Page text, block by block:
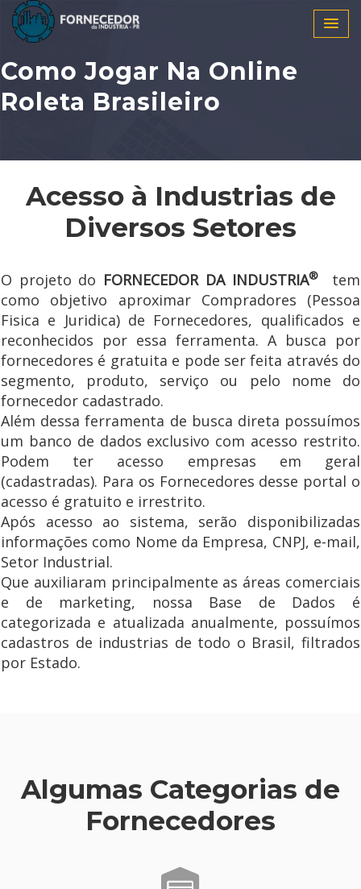
Como Jogar Na Online
Roleta Brasileiro
Acesso à Industrias de
Diversos Setores
O projeto do FORNECEDOR DA INDUSTRIA®tem
como objetivo aproximar Compradores (Pessoa
Fisica e Juridica) de Fornecedores, qualificados e
reconhecidos por essa ferramenta. A busca por
fornecedores é gratuita e pode ser feita através do
segmento, produto, serviço ou pelo nome do
fornecedor cadastrado.
Além dessa ferramenta de busca direta possuímos
um banco de dados exclusivo com acesso restrito.
Podem ter acesso empresas em geral
(cadastradas). Para os Fornecedores desse portal o
acesso é gratuito e irrestrito.
Após acesso ao sistema, serão disponibilizadas
informações como Nome da Empresa, CNPJ, e-mail,
Setor Industrial.
Que auxiliaram principalmente as áreas comerciais
e de marketing, nossa Base de Dados é
categorizada e atualizada anualmente, possuímos
cadastros de industrias de todo o Brasil, filtrados
por Estado.
Algumas Categorias de
Fornecedores